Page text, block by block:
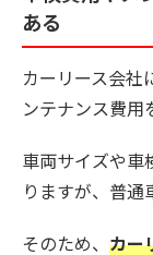
ある
カーリース会社
ンテナンス費用
車両サイズや車
りますが、普通
そのため、 カー